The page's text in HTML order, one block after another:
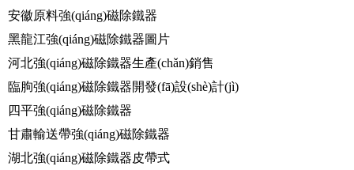
安徽原料強(qiáng)磁除鐵器
黑龍江強(qiáng)磁除鐵器圖片
河北強(qiáng)磁除鐵器生產(chǎn)銷售
臨朐強(qiáng)磁除鐵器開發(fā)設(shè)計(jì)
四平強(qiáng)磁除鐵器
甘肅輸送帶強(qiáng)磁除鐵器
湖北強(qiáng)磁除鐵器皮帶式